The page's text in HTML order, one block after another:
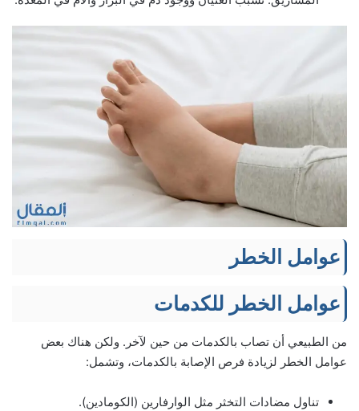
عوامل الخطر
عوامل الخطر للكدمات
من الطبيعي أن تصاب بالكدمات من حين لآخر. ولكن هناك بعض
عوامل الخطر لزيادة فرص الإصابة بالكدمات، وتشمل:
تناول مضادات التخثر مثل الوارفارين (الكومادين).